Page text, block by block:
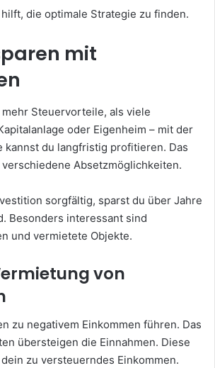
die optimale Strategie zu finden.
mit
Steuervorteile, als viele
oder Eigenheim – mit der
kannst du langfristig profitieren. Das
Absetzmöglichkeiten.
sorgfältig, sparst du über Jahre
Besonders interessant sind
und vermietete Objekte.
von
zu negativem Einkommen führen. Das
übersteigen die Einnahmen. Diese
zu versteuerndes Einkommen.